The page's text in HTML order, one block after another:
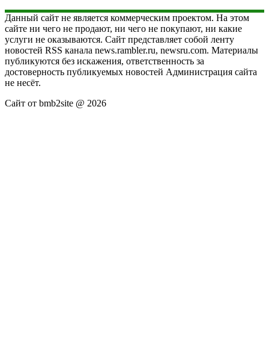
Данный сайт не является коммерческим проектом. На этом
сайте ни чего не продают, ни чего не покупают, ни какие
услуги не оказываются. Сайт представляет собой ленту
новостей RSS канала news.rambler.ru, newsru.com. Материалы
публикуются без искажения, ответственность за
достоверность публикуемых новостей Администрация сайта
не несёт.
Сайт от bmb2site @ 2026